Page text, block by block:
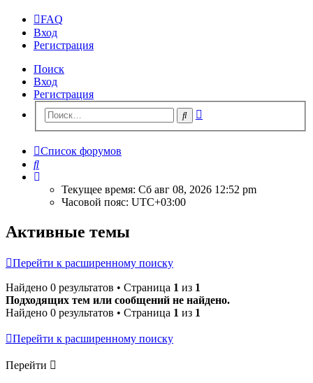
FAQ
Вход
Регистрация
Поиск
Вход
Регистрация
Поиск
Список форумов
Поиск
Текущее время: Сб авг 08, 2026 12:52 pm
Часовой пояс: UTC+03:00
Активные темы
Перейти к расширенному поиску
Найдено 0 результатов • Страница 1 из 1
Подходящих тем или сообщений не найдено.
Найдено 0 результатов • Страница 1 из 1
Перейти к расширенному поиску
Перейти